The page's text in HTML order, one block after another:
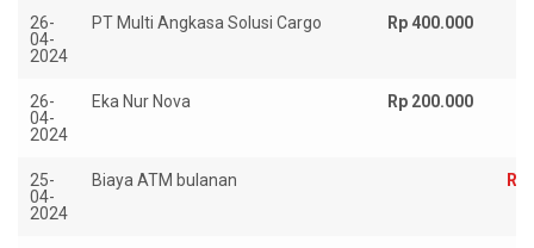
26-
04-
2024
PT Multi Angkasa Solusi Cargo Rp 400.000
26-
04-
2024
Eka Nur Nova Rp 200.000
25-
04-
2024
Biaya ATM bulanan Rp